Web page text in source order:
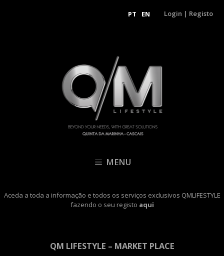
PT EN Login | Registo
MENU
Aceda a toda a informação e todos os serviços exclusivos QMLIFESTYLE
fazendo o seu registo aqui
QM LIFESTYLE – MARKET PLACE